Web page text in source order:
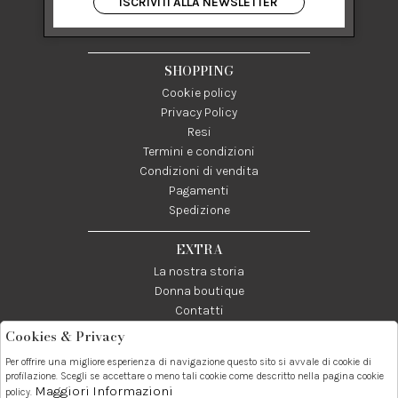
84122 Salerno Italia
P IVA 03024950655
SHOPPING
Cookie policy
Privacy Policy
Resi
Termini e condizioni
Condizioni di vendita
Pagamenti
Spedizione
EXTRA
La nostra storia
Donna boutique
Contatti
Telefono:
089237858
Whatsapp:
3338855601
Contatti:
info@donna1981.it
Cookies & Privacy
Per offrire una migliore esperienza di navigazione questo sito si avvale di cookie di
profilazione. Scegli se accettare o meno tali cookie come descritto nella pagina cookie
policy. Maggiori Informazioni